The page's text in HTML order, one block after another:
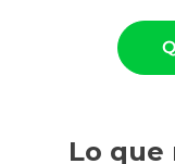
Lo que